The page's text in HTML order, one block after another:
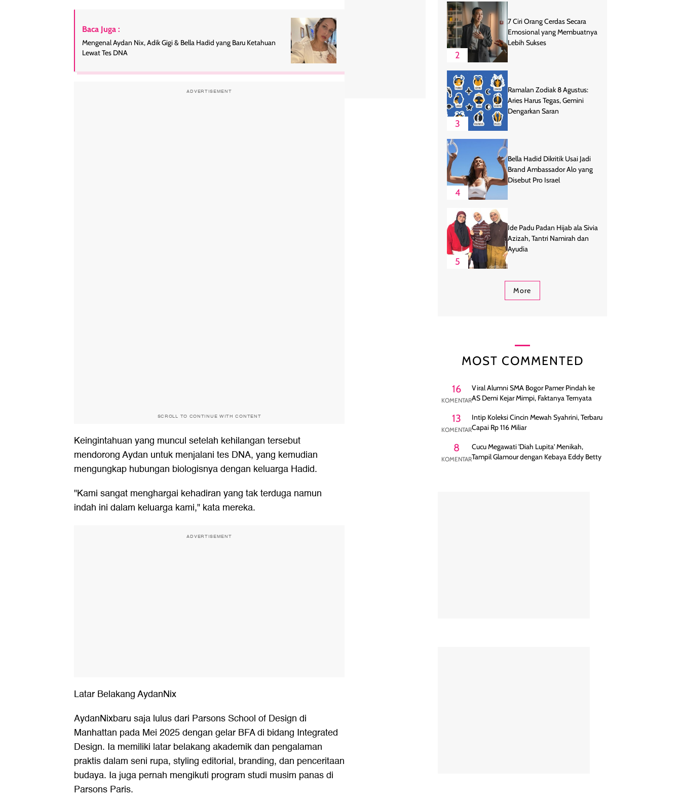
Baca Juga :
Mengenal Aydan Nix, Adik Gigi & Bella Hadid yang Baru Ketahuan
Lewat Tes DNA
ADVERTISEMENT
SCROLL TO CONTINUE WITH CONTENT
Keingintahuan yang muncul setelah kehilangan tersebut
mendorong Aydan untuk menjalani tes DNA, yang kemudian
mengungkap hubungan biologisnya dengan keluarga Hadid.
"Kami sangat menghargai kehadiran yang tak terduga namun
indah ini dalam keluarga kami," kata mereka.
ADVERTISEMENT
Latar Belakang AydanNix
AydanNixbaru saja lulus dari Parsons School of Design di
Manhattan pada Mei 2025 dengan gelar BFA di bidang Integrated
Design. Ia memiliki latar belakang akademik dan pengalaman
praktis dalam seni rupa, styling editorial, branding, dan penceritaan
budaya. Ia juga pernah mengikuti program studi musim panas di
Parsons Paris.
2
7 Ciri Orang Cerdas Secara
Emosional yang Membuatnya
Lebih Sukses
3
Ramalan Zodiak 8 Agustus:
Aries Harus Tegas, Gemini
Dengarkan Saran
4
Bella Hadid Dikritik Usai Jadi
Brand Ambassador Alo yang
Disebut Pro Israel
5
Ide Padu Padan Hijab ala Sivia
Azizah, Tantri Namirah dan
Ayudia
More
MOST COMMENTED
16
KOMENTAR
Viral Alumni SMA Bogor Pamer Pindah ke
AS Demi Kejar Mimpi, Faktanya Ternyata
13
KOMENTAR
Intip Koleksi Cincin Mewah Syahrini, Terbaru
Capai Rp 116 Miliar
8
KOMENTAR
Cucu Megawati 'Diah Lupita' Menikah,
Tampil Glamour dengan Kebaya Eddy Betty